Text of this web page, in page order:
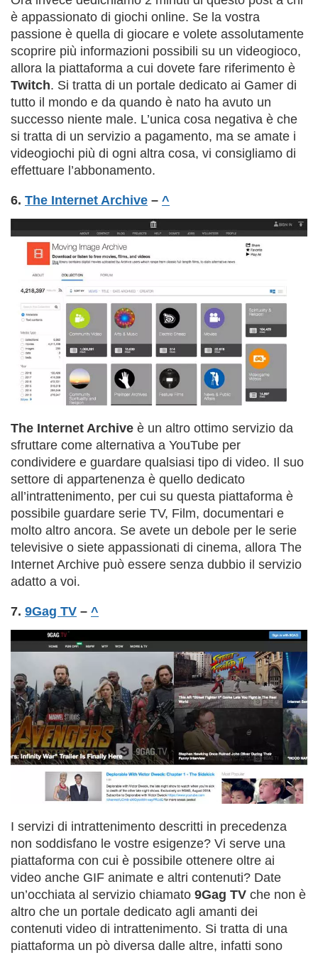
è appassionato di giochi online. Se la vostra
passione è quella di giocare e volete assolutamente
scoprire più informazioni possibili su un videogioco,
allora la piattaforma a cui dovete fare riferimento è
Twitch. Si tratta di un portale dedicato ai Gamer di
tutto il mondo e da quando è nato ha avuto un
successo niente male. L’unica cosa negativa è che
si tratta di un servizio a pagamento, ma se amate i
videogiochi più di ogni altra cosa, vi consigliamo di
effettuare l’abbonamento.
6. The Internet Archive – ^
The Internet Archive è un altro ottimo servizio da
sfruttare come alternativa a YouTube per
condividere e guardare qualsiasi tipo di video. Il suo
settore di appartenenza è quello dedicato
all’intrattenimento, per cui su questa piattaforma è
possibile guardare serie TV, Film, documentari e
molto altro ancora. Se avete un debole per le serie
televisive o siete appassionati di cinema, allora The
Internet Archive può essere senza dubbio il servizio
adatto a voi.
7. 9Gag TV – ^
I servizi di intrattenimento descritti in precedenza
non soddisfano le vostre esigenze? Vi serve una
piattaforma con cui è possibile ottenere oltre ai
video anche GIF animate e altri contenuti? Date
un’occhiata al servizio chiamato 9Gag TV che non è
altro che un portale dedicato agli amanti dei
contenuti video di intrattenimento. Si tratta di una
piattaforma un pò diversa dalle altre, infatti sono